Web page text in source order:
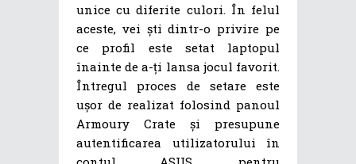
unice cu diferite culori. În felul
aceste, vei ști dintr-o privire pe
ce profil este setat laptopul
înainte de a-ți lansa jocul favorit.
Întregul proces de setare este
ușor de realizat folosind panoul
Armoury Crate și presupune
autentificarea utilizatorului în